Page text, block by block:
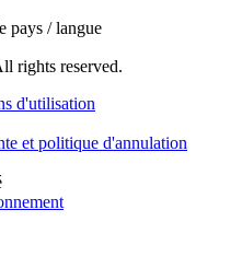
pays / langue
rights reserved.
d'utilisation
et politique d'annulation